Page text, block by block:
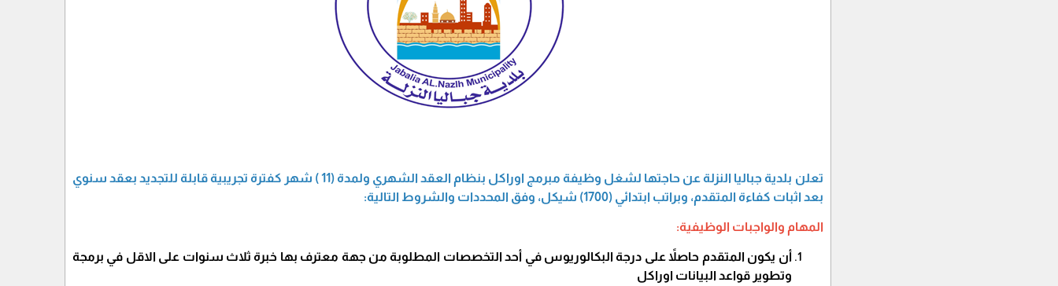
تعلن بلدية جباليا النزلة عن حاجتها لشغل وظيفة مبرمج اوراكل بنظام العقد الشهري ولمدة (11 ) شهر كفترة تجريبية قابلة للتجديد بعقد سنوي
بعد اثبات كفاءة المتقدم، وبراتب ابتدائي (1700) شيكل، وفق المحددات والشروط التالية:
المهام والواجبات الوظيفية:
أن يكون المتقدم حاصلاً على درجة البكالوريوس في أحد التخصصات المطلوبة من جهة معترف بها خبرة ثلاث سنوات على الاقل في برمجة
وتطوير قواعد البيانات اوراكل